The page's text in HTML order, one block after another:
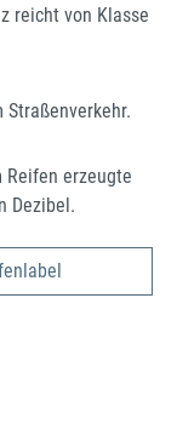
reicht von Klasse
Reifen erzeugte
Dezibel.